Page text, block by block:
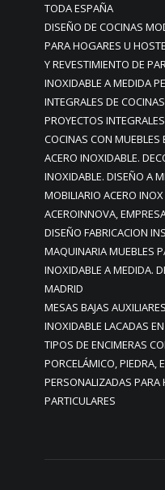
TODA ESPAÑA
DISEÑO DE COCINAS
PARA HOGARES U
Y REVESTIMIENTO DE
INOXIDABLE A MEDIDA
INTEGRALES DE
PROYECTOS
COCINAS CON MUEBLES
ACERO INOXIDABLE.
INOXIDABLE. DISEÑO A
MOBILIARIO ACERO
ACEROINNOVA,
DISEÑO FABRICACION
MAQUINARIA MUEBLES
INOXIDABLE A MEDIDA.
MADRID
MESAS BAJAS
INOXIDABLE LACADAS
TIPOS DE ENCIMERAS
PORCELÁMICO, PIEDRA,
PERSONALIZADAS PARA
PARTICULARES